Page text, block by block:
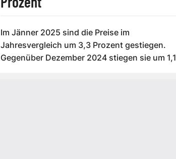
Im Jänner 2025 sind die Preise im
Jahresvergleich um 3,3 Prozent gestiegen.
Gegenüber Dezember 2024 stiegen sie um 1,1